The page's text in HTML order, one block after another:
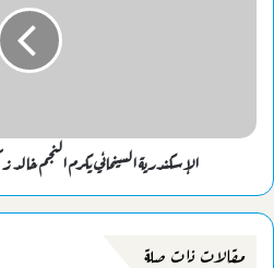
الإسكندرية السينمائي يكرم النجم خالد زكي
مقالات ذات صلة